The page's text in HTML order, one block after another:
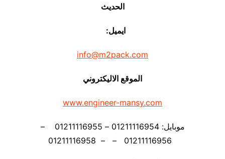
الحديث
ايميل:
info@m2pack.com
الموقع الاليكتروني
www.engineer-mansy.com
موبايل: 01211116954 – 01211116955 –